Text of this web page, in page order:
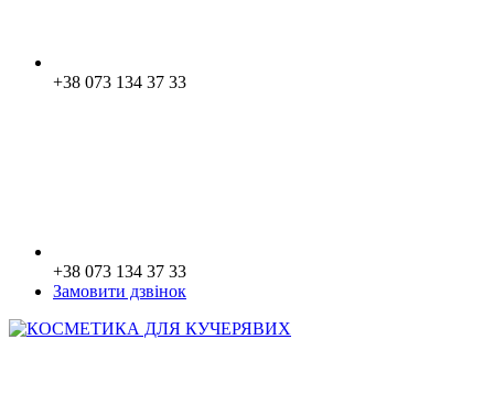
+38 073 134 37 33
+38 073 134 37 33
Замовити дзвінок